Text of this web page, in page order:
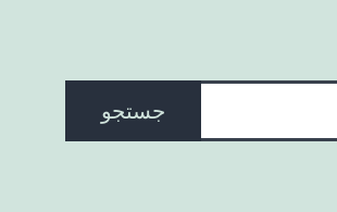
جستجو